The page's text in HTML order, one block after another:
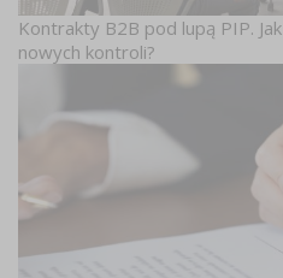
Kontrakty B2B pod lupą PIP.
nowych kontroli?